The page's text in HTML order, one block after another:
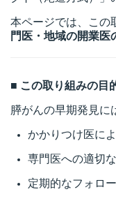
本ページでは、この
門医・地域の開業医
■ この取り組みの目
膵がんの早期発見に
かかりつけ医に
専門医への適切
定期的なフォロ